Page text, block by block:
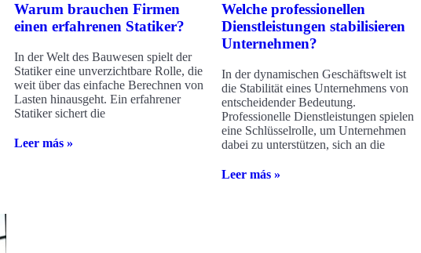
Warum brauchen Firmen
einen erfahrenen Statiker?
In der Welt des Bauwesen spielt der
Statiker eine unverzichtbare Rolle, die
weit über das einfache Berechnen von
Lasten hinausgeht. Ein erfahrener
Statiker sichert die
Leer más »
Welche professionellen
Dienstleistungen stabilisieren
Unternehmen?
In der dynamischen Geschäftswelt ist
die Stabilität eines Unternehmens von
entscheidender Bedeutung.
Professionelle Dienstleistungen spielen
eine Schlüsselrolle, um Unternehmen
dabei zu unterstützen, sich an die
Leer más »